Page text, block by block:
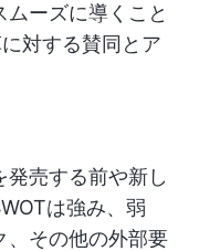
ーズに導くこと
対する賛同とア
発売する前や新し
は強み、弱
、その他の外部要